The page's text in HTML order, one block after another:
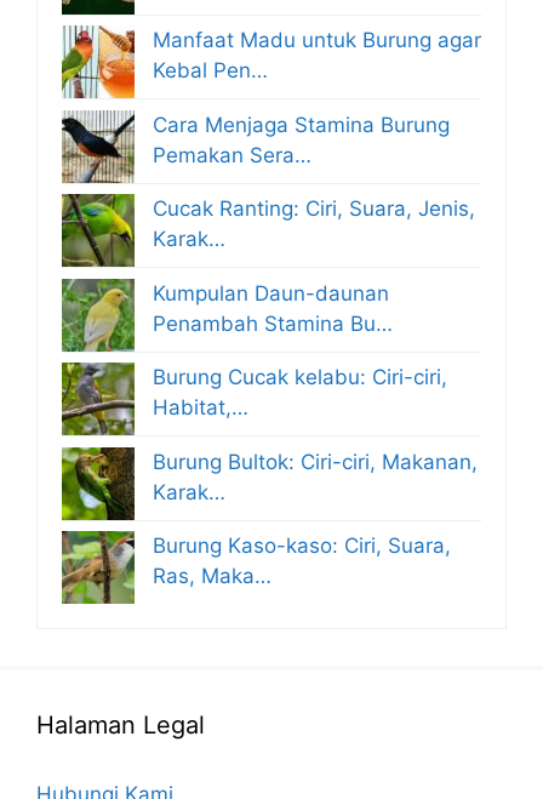
Manfaat Madu untuk Burung agar
Kebal Pen…
Cara Menjaga Stamina Burung
Pemakan Sera…
Cucak Ranting: Ciri, Suara, Jenis,
Karak…
Kumpulan Daun-daunan
Penambah Stamina Bu…
Burung Cucak kelabu: Ciri-ciri,
Habitat,…
Burung Bultok: Ciri-ciri, Makanan,
Karak…
Burung Kaso-kaso: Ciri, Suara,
Ras, Maka…
Halaman Legal